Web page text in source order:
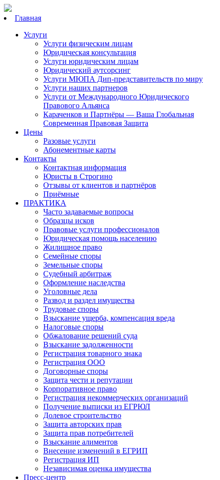
Главная
Услуги
Услуги физическим лицам
Юридическая консультация
Услуги юридическим лицам
Юридический аутсорсинг
Услуги МЮПА Дип-представительств по миру
Услуги наших партнеров
Услуги от Международного Юридического
Правового Альянса
Караченков и Партнёры — Ваша Глобальная
Современная Правовая Защита
Цены
Разовые услуги
Абонементные карты
Контакты
Контактная информация
Юристы в Строгино
Отзывы от клиентов и партнёров
Приёмные
ПРАКТИКА
Часто задаваемые вопросы
Образцы исков
Правовые услуги профессионалов
Юридическая помощь населению
Жилищное право
Семейные споры
Земельные споры
Судебный арбитраж
Оформление наследства
Уголовные дела
Развод и раздел имущества
Трудовые споры
Взыскание ущерба, компенсация вреда
Налоговые споры
Обжалование решений суда
Взыскание задолженности
Регистрация товарного знака
Регистрация ООО
Договорные споры
Защита чести и репутации
Корпоративное право
Регистрация некоммерческих организаций
Получение выписки из ЕГРЮЛ
Долевое строительство
Защита авторских прав
Защита прав потребителей
Взыскание алиментов
Внесение изменений в ЕГРИП
Регистрация ИП
Независимая оценка имущества
Пресс-центр